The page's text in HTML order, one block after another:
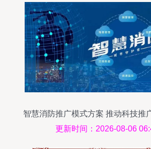
智慧消防推广模式方案 推动科技推
全面实施
更新时间：2026-08-06